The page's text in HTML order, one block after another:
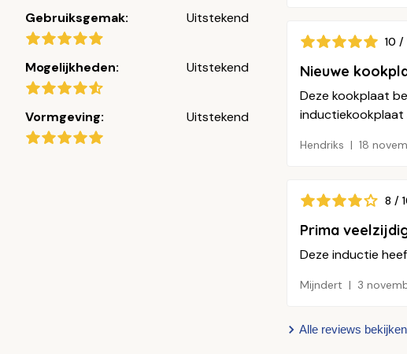
Gebruiksgemak: Uitstekend
Mogelijkheden: Uitstekend
Vormgeving: Uitstekend
10 /
Nieuwe
Deze kookplaat
inductiekookplaat
Hendriks 18
8 /
Prima
Deze inductie
Mijndert 3
Alle reviews bekijken